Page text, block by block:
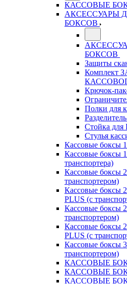
КАССОВЫЕ
АКСЕССУАРЫ
БОКСОВ
БОКСОВ
Защиты
Комплект
Крючок-
Полки для
Стойка для
Стулья
Кассовые
Кассовые
транспортера)
Кассовые
транспортером)
Кассовые
PLUS (с
Кассовые
транспортером)
Кассовые
PLUS (с
Кассовые боксы
транспортером)
КАССОВЫЕ
КАССОВЫЕ
КАССОВЫЕ